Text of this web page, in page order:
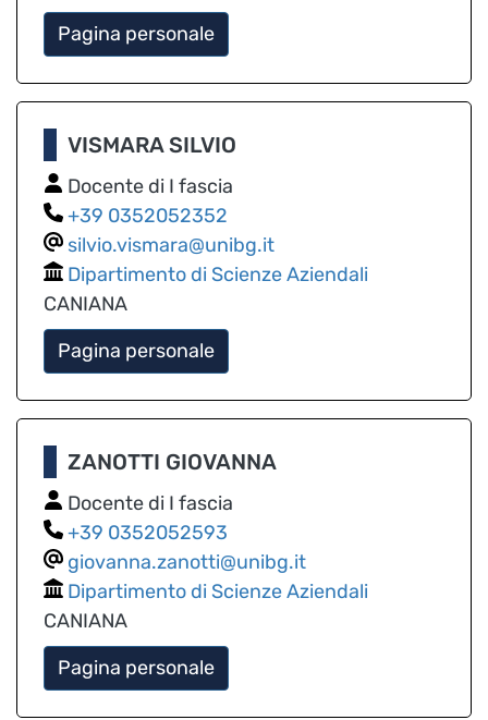
Pagina personale
VISMARA SILVIO
Docente di I fascia
0352052352
silvio.vismara@unibg.it
Dipartimento di Scienze Aziendali
CANIANA
Pagina personale
ZANOTTI GIOVANNA
Docente di I fascia
0352052593
giovanna.zanotti@unibg.it
Dipartimento di Scienze Aziendali
CANIANA
Pagina personale